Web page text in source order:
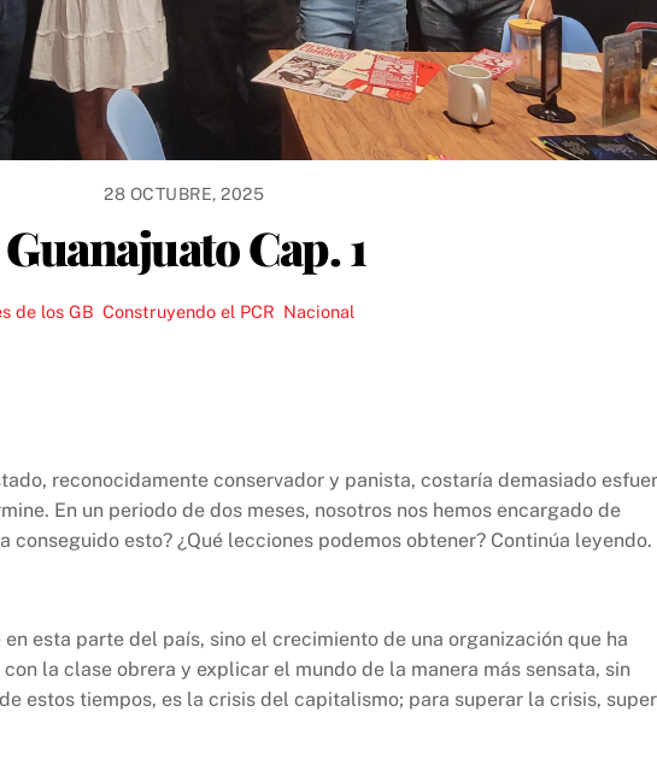
28 OCTUBRE, 2025
Cap. 1
de los GB ,Construyendo el PCR Nacional
reconocidamente conservador y panista, costaría demasiado
En un periodo de dos meses, nosotros nos hemos encargado de
conseguido esto? ¿Qué lecciones podemos obtener? Continúa leyendo.
esta parte del país, sino el crecimiento de una organización que ha
la clase obrera y explicar el mundo de la manera más sensata, sin
estos tiempos, es la crisis del capitalismo; para superar la crisis,